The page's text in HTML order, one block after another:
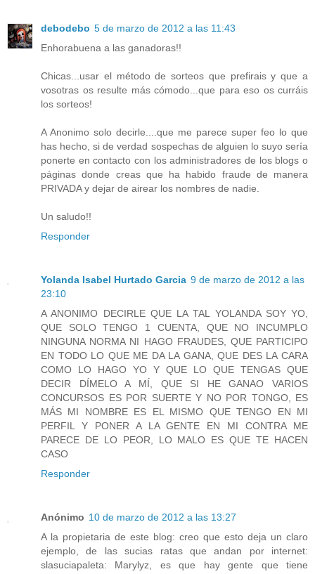
debodebo 5 de marzo de 2012 a las 11:43
Enhorabuena a las ganadoras!!
Chicas...usar el método de sorteos que prefirais y que a
vosotras os resulte más cómodo...que para eso os curráis
los sorteos!
A Anonimo solo decirle....que me parece super feo lo que
has hecho, si de verdad sospechas de alguien lo suyo sería
ponerte en contacto con los administradores de los blogs o
páginas donde creas que ha habido fraude de manera
PRIVADA y dejar de airear los nombres de nadie.
Un saludo!!
Responder
Yolanda Isabel Hurtado Garcia 9 de marzo de 2012 a las
23:10
A ANONIMO DECIRLE QUE LA TAL YOLANDA SOY YO,
QUE SOLO TENGO 1 CUENTA, QUE NO INCUMPLO
NINGUNA NORMA NI HAGO FRAUDES, QUE PARTICIPO
EN TODO LO QUE ME DA LA GANA, QUE DES LA CARA
COMO LO HAGO YO Y QUE LO QUE TENGAS QUE
DECIR DÍMELO A MÍ, QUE SI HE GANAO VARIOS
CONCURSOS ES POR SUERTE Y NO POR TONGO, ES
MÁS MI NOMBRE ES EL MISMO QUE TENGO EN MI
PERFIL Y PONER A LA GENTE EN MI CONTRA ME
PARECE DE LO PEOR, LO MALO ES QUE TE HACEN
CASO
Responder
Anónimo 10 de marzo de 2012 a las 13:27
A la propietaria de este blog: creo que esto deja un claro
ejemplo, de las sucias ratas que andan por internet:
slasuciapaleta: Marylyz, es que hay gente que tiene